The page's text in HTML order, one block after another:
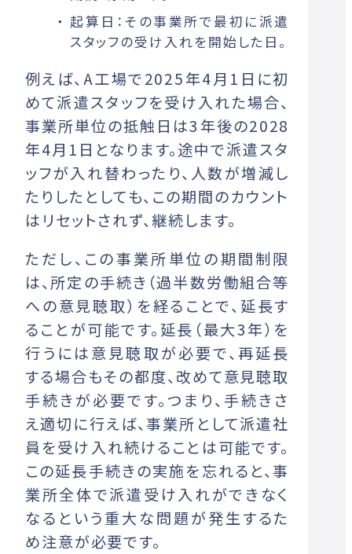
起算日：その事業所で最初に派遣
スタッフの受け入れを開始した日。
例えば、A工場で2025年4月1日に初
めて派遣スタッフを受け入れた場合、
事業所単位の抵触日は3年後の2028
年4月1日となります。途中で派遣スタ
ッフが入れ替わったり、人数が増減し
たりしたとしても、この期間のカウント
はリセットされず、継続します。
ただし、この事業所単位の期間制限
は、所定の手続き（過半数労働組合等
への意見聴取）を経ることで、延長す
ることが可能です。延長（最大3年）を
行うには意見聴取が必要で、再延長
する場合もその都度、改めて意見聴取
手続きが必要です。つまり、手続きさ
え適切に行えば、事業所として派遣社
員を受け入れ続けることは可能です。
この延長手続きの実施を忘れると、事
業所全体で派遣受け入れができなく
なるという重大な問題が発生するた
め注意が必要です。